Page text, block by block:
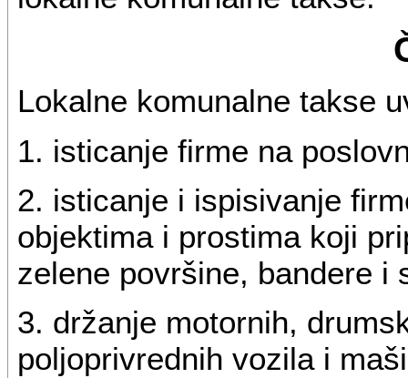
Lokalne komunalne takse
1. isticanje firme na
2. isticanje i ispisivanje
objektima i prostima koji
zelene površine, bandere i
3. držanje motornih,
poljoprivrednih vozila i